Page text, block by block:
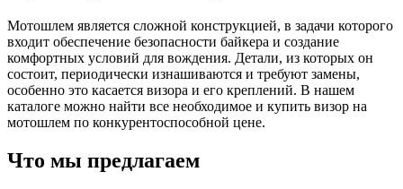
Мотошлем является сложной конструкцией, в задачи которого
входит обеспечение безопасности байкера и создание
комфортных условий для вождения. Детали, из которых он
состоит, периодически изнашиваются и требуют замены,
особенно это касается визора и его креплений. В нашем
каталоге можно найти все необходимое и купить визор на
мотошлем по конкурентоспособной цене.
Что мы предлагаем